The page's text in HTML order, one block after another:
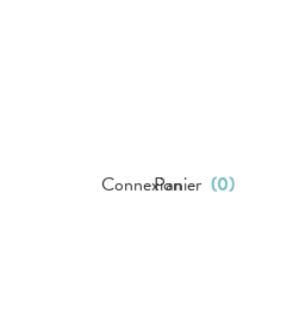
Connexion
Panier (0)